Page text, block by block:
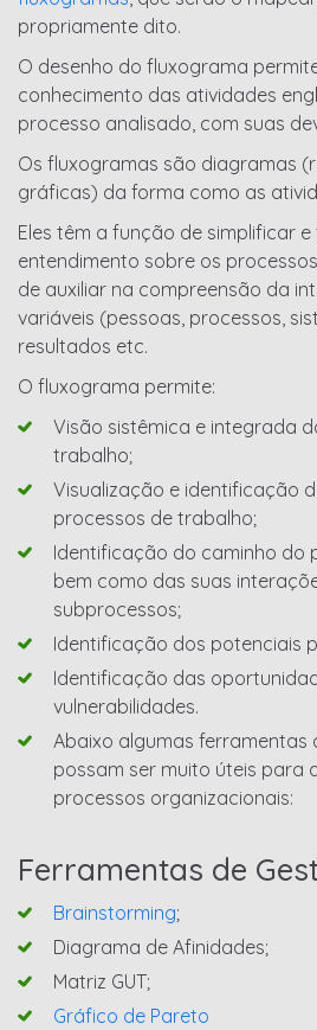
propriamente dito.
O desenho do fluxograma
conhecimento das atividades
processo analisado, com suas
Os fluxogramas são diagramas
gráficas) da forma como as
Eles têm a função de simplificar
entendimento sobre os
de auxiliar na compreensão da
variáveis (pessoas, processos,
resultados etc.
O fluxograma permite:
Visão sistêmica e integrada
trabalho;
Visualização e identificação
processos de trabalho;
Identificação do caminho do
bem como das suas
subprocessos;
Identificação dos potenciais
Identificação das
vulnerabilidades.
Abaixo algumas ferramentas
possam ser muito úteis para
processos organizacionais:
Ferramentas de
Brainstorming;
Diagrama de Afinidades;
Matriz GUT;
Gráfico de Pareto